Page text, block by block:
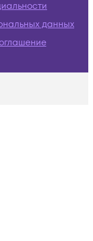
данных